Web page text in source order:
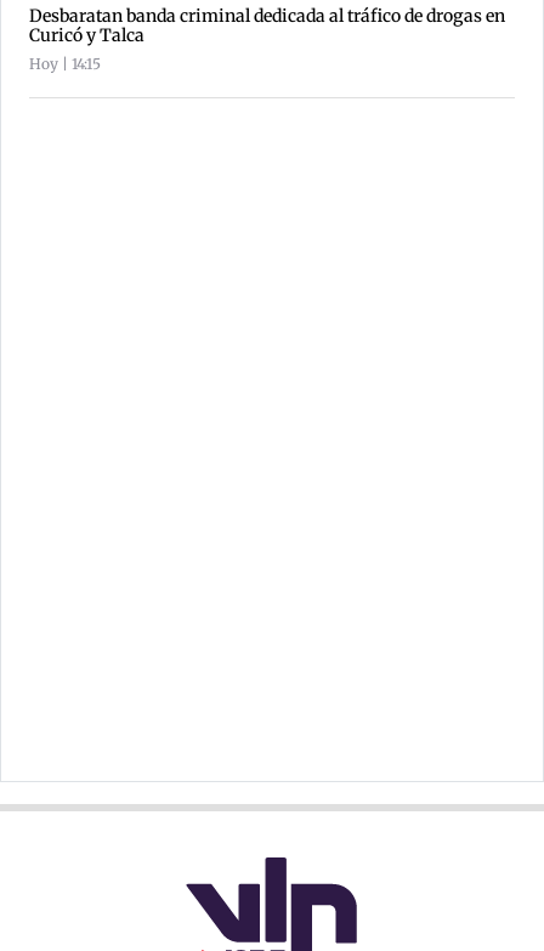
Desbaratan banda criminal dedicada al tráfico de drogas en
Curicó y Talca
Hoy | 14:15